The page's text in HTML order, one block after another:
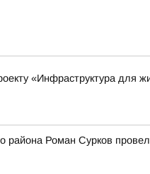
«Инфраструктура для
района Роман Сурков